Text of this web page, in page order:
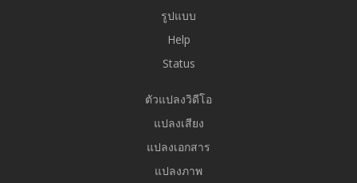
รูปแบบ
Help
Status
ตัวแปลงวิดีโอ
แปลงเสียง
แปลงเอกสาร
แปลงภาพ